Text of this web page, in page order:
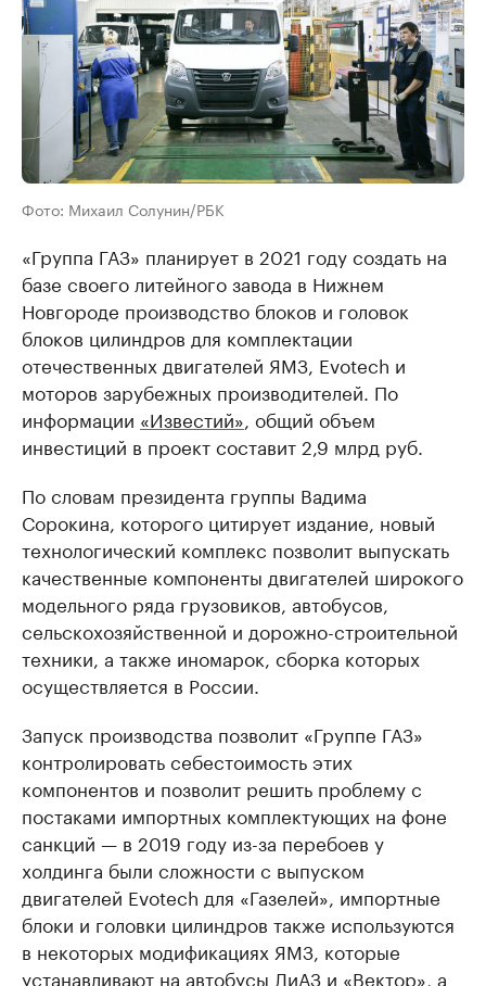
Фото: Михаил Солунин/РБК
«Группа ГАЗ» планирует в 2021 году создать на
базе своего литейного завода в Нижнем
Новгороде производство блоков и головок
блоков цилиндров для комплектации
отечественных двигателей ЯМЗ, Evotech и
моторов зарубежных производителей. По
информации «Известий», общий объем
инвестиций в проект составит 2,9 млрд руб.
По словам президента группы Вадима
Сорокина, которого цитирует издание, новый
технологический комплекс позволит выпускать
качественные компоненты двигателей широкого
модельного ряда грузовиков, автобусов,
сельскохозяйственной и дорожно-строительной
техники, а также иномарок, сборка которых
осуществляется в России.
Запуск производства позволит «Группе ГАЗ»
контролировать себестоимость этих
компонентов и позволит решить проблему с
постаками импортных комплектующих на фоне
санкций — в 2019 году из-за перебоев у
холдинга были сложности с выпуском
двигателей Evotech для «Газелей», импортные
блоки и головки цилиндров также используются
в некоторых модификациях ЯМЗ, которые
устанавливают на автобусы ЛиАЗ и «Вектор», а